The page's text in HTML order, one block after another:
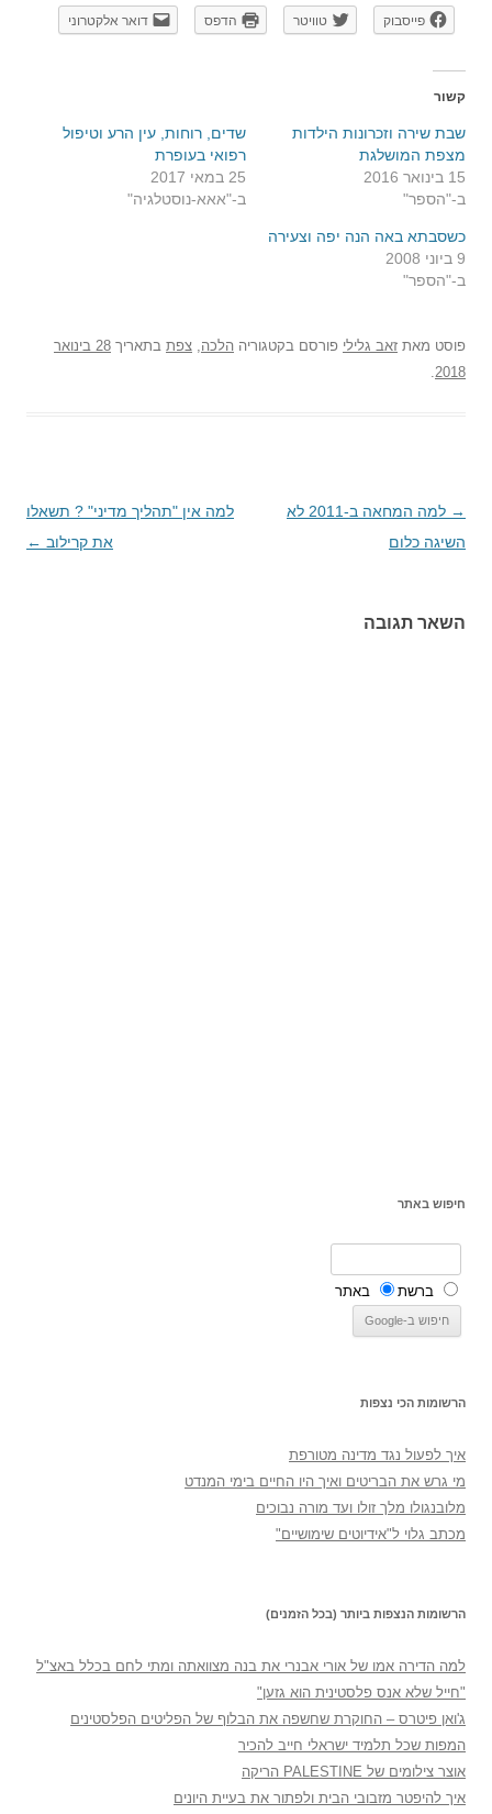
פייסבוק טוויטר הדפס דואר אלקטרוני
קשור
שבת שירה וזכרונות הילדות
מצפת המושלגת
15 בינואר 2016
ב-"הספר"
שדים, רוחות, עין הרע וטיפול
רפואי בעופרת
25 במאי 2017
ב-"אאא-נוסטלגיה"
כשסבתא באה הנה יפה וצעירה
9 ביוני 2008
ב-"הספר"
פוסט מאת זאב גלילי פורסם בקטגוריה הלכה צפת בתאריך
28 בינואר
2018
ניווט
בפוסטים
→
למה המחאה ב-2011 לא
השיגה כלום
למה אין "תהליך מדיני" ? תשאלו
את קרילוב ←
השאר תגובה
חיפוש באתר
ברשת באתר
הרשומות הכי נצפות
איך לפעול נגד מדינה מטורפת
מי גרש את הבריטים ואיך היו החיים בימי המנדט
מלובנגולו מלך זולו ועד מורה נבוכים
מכתב גלוי ל"אידיוטים שימושיים"
הרשומות הנצפות ביותר (בכל הזמנים)
למה הדירה אמו של אורי אבנרי את בנה מצוואתה ומתי לחם בכלל באצ"ל
"חייל שלא אנס פלסטינית הוא גזען"
ג'ואן פיטרס – החוקרת שחשפה את הבלוף של הפליטים הפלסטינים
המפות שכל תלמיד ישראלי חייב להכיר
אוצר צילומים של PALESTINE הריקה
איך להיפטר מזבובי הבית ולפתור את בעיית היונים